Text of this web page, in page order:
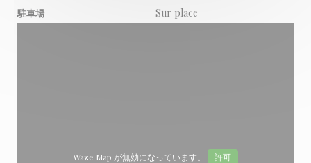
駐車場 Sur place
Waze Map が無効になっています。 許可